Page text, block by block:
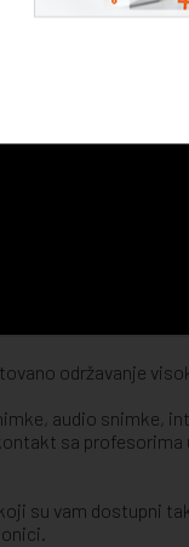
održavanje
audio snimke,
sa
su vam dostupni